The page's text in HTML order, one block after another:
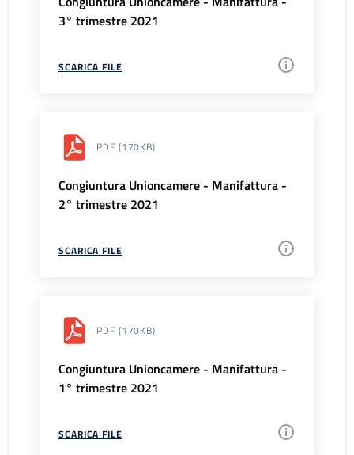
3° trimestre 2021
SCARICA FILE
PDF (170KB)
Congiuntura Unioncamere - Manifattura -
2° trimestre 2021
SCARICA FILE
PDF (170KB)
Congiuntura Unioncamere - Manifattura -
1° trimestre 2021
SCARICA FILE